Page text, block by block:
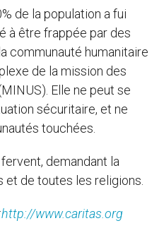
de la population a fui
à être frappée par des
communauté humanitaire
de la mission des
Elle ne peut se
sécuritaire, et ne
touchées.
demandant la
de toutes les religions.
http://www.caritas.org